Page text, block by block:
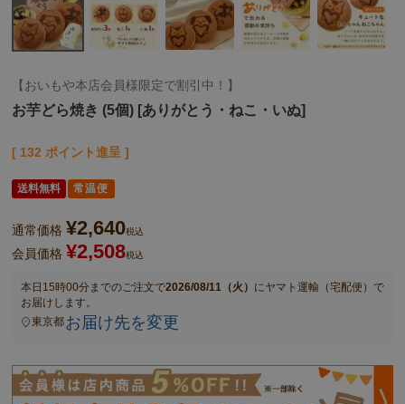
【おいもや本店会員様限定で割引中！】
お芋どら焼き (5個) [ありがとう・ねこ・いぬ]
[ 132 ポイント進呈 ]
送料無料 常温便
通常価格 ¥2,640税込
会員価格 ¥2,508税込
本日 15時00分までのご注文で2026/08/11（火） にヤマト運輸（宅配便） で
お届けします。
東京都 お届け先を変更